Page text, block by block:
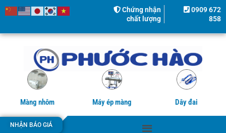
Nhảy
tới
dung
Chứng nhận
chất lượng
0909 672
858
Màng nhôm Máy ép màng Dây đai
NHẬN BÁO GIÁ Menu